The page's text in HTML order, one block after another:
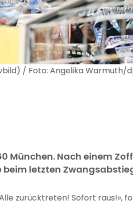
/ Foto: Angelika Warmuth/
München. Nach einem
letzten
zurücktreten! Sofort raus!»,